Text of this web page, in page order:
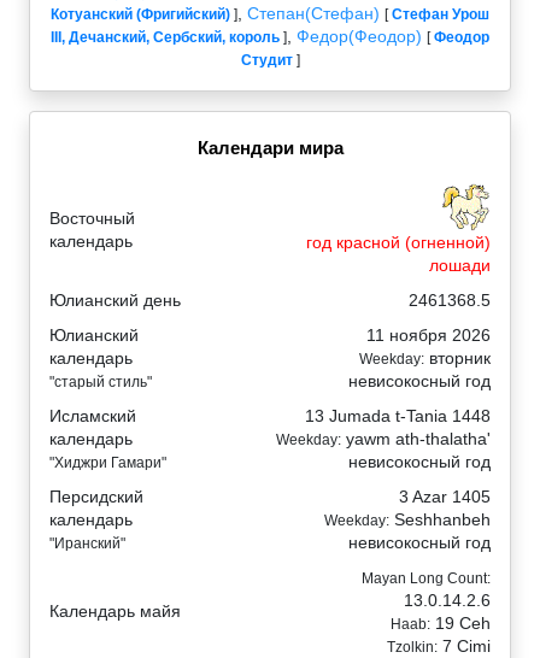
Котуанский (Фригийский) ] Степан(Стефан) [Стефан Урош
III, Дечанский, Сербский, король ] Федор(Феодор) [Феодор
Студит]
Календари мира
Восточный
календарь
год красной (огненной)
лошади
Юлианский день
2461368.5
Юлианский
календарь
"старый стиль"
11 ноября 2026
Weekday: вторник
невисокосный год
Исламский
календарь
"Хиджри Гамари"
13 Jumada t-Tania 1448
Weekday: yawm ath-thalatha'
невисокосный год
Персидский
календарь
"Иранский"
3 Azar 1405
Weekday: Seshhanbeh
невисокосный год
Календарь майя
Mayan Long Count:
13.0.14.2.6
Haab: 19 Ceh
Tzolkin: 7 Cimi